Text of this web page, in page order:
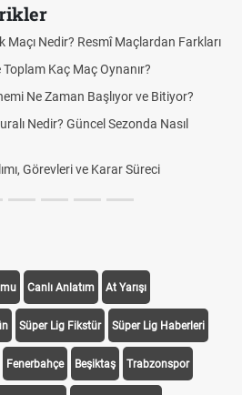
Maçı Nedir? Resmî Maçlardan Farkları
Kaç Maç Oynanır?
Ne Zaman Başlıyor ve Bitiyor?
Nedir? Güncel Sezonda Nasıl
Görevleri ve Karar Süreci
Canlı Anlatım At Yarışı
Süper Lig Fikstür Süper Lig Haberleri
Fenerbahçe Beşiktaş Trabzonspor